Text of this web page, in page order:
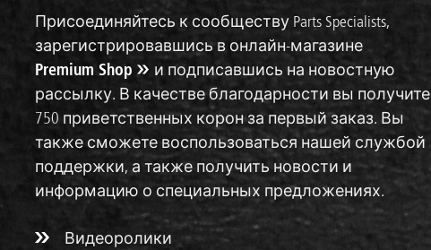
Присоединяйтесь к сообществу Parts Specialists,
зарегистрировавшись в онлайн-магазине
Premium Shop
и подписавшись на новостную
рассылку. В качестве благодарности вы получите
750 приветственных корон за первый заказ. Вы
также сможете воспользоваться нашей службой
поддержки, а также получить новости и
информацию о специальных предложениях.
Видеоролики